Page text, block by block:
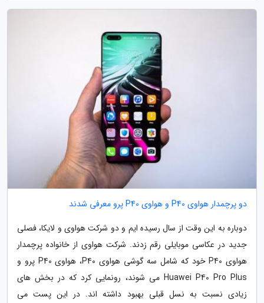
دو پرچمدار هواوی P40 و هواوی P40 پرو معرفی شدند
دوباره به این وقت از سال رسیده ایم و دو شرکت هواوی و لایکا، فصلی
جدید در عکاسی موبایلی رقم زدند. شرکت هواوی از خانواده پرچمدار
هواوی P40 خود که شامل سه گوشی هواوی P40، هواوی P40 پرو و
Huawei P40 Pro Plus می شوند، رونمایی کرد که در بخش های
زیادی نسبت به نسل قبلی بهبود داشته اند. در این پست می